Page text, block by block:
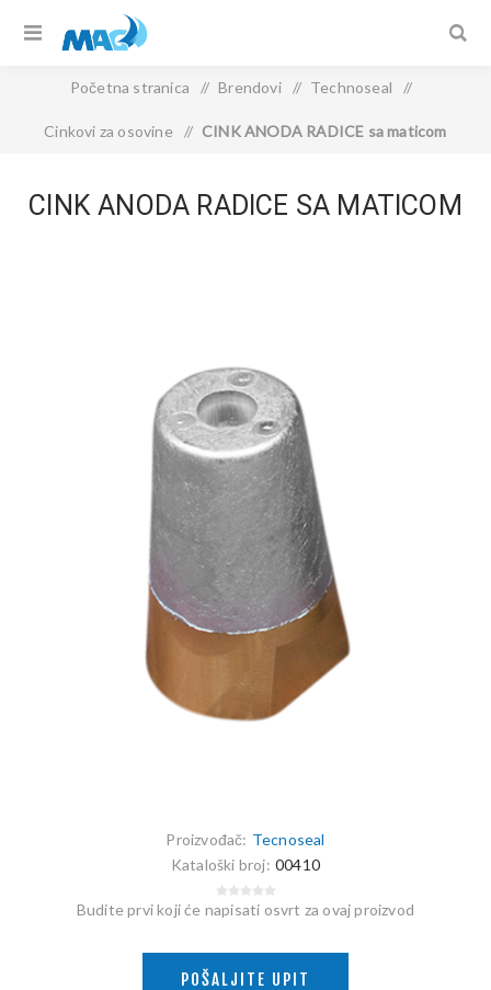
Početna stranica / Brendovi / Technoseal /
Cinkovi za osovine / CINK ANODA RADICE sa maticom
CINK ANODA RADICE SA MATICOM
Proizvođač: Tecnoseal
Kataloški broj: 00410
Budite prvi koji će napisati osvrt za ovaj proizvod
POŠALJITE UPIT